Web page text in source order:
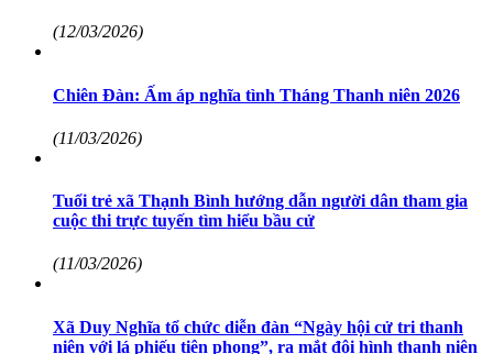
(12/03/2026)
Chiên Đàn: Ấm áp nghĩa tình Tháng Thanh niên 2026
(11/03/2026)
Tuổi trẻ xã Thạnh Bình hướng dẫn người dân tham gia
cuộc thi trực tuyến tìm hiểu bầu cử
(11/03/2026)
Xã Duy Nghĩa tổ chức diễn đàn “Ngày hội cử tri thanh
niên với lá phiếu tiên phong”, ra mắt đội hình thanh niên